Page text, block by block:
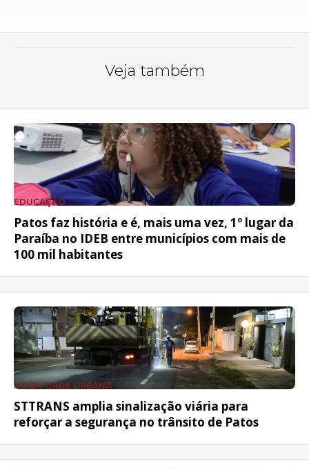
Veja também
EDUCAÇÃO
Patos faz história e é, mais uma vez, 1º lugar da
Paraíba no IDEB entre municípios com mais de
100 mil habitantes
MOBILIDADE URBANA
STTRANS amplia sinalização viária para
reforçar a segurança no trânsito de Patos